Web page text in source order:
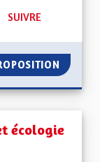
57 ABONNÉS
SUIVRE
POUR
écologie